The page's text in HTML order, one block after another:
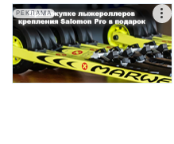
РЕКЛАМА